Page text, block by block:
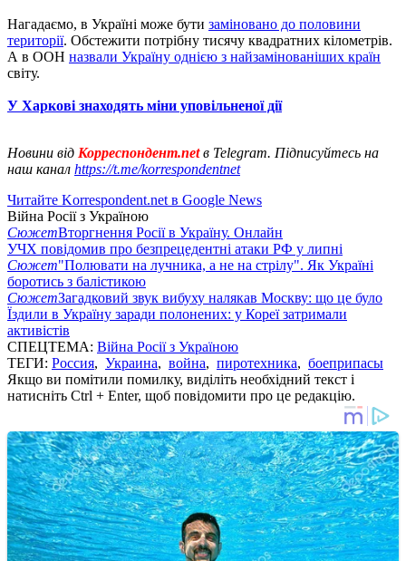
Нагадаємо, в Україні може бути заміновано до половини
території. Обстежити потрібну тисячу квадратних кілометрів.
А в ООН назвали Україну однією з найзамінованіших країн
світу.
У Харкові знаходять міни уповільненої дії
Новини від Корреспондент.netв Telegram. Підписуйтесь на
наш канал https://t.me/korrespondentnet
Читайте Korrespondent.net в Google News
Війна Росії з Україною
СюжетВторгнення Росії в Україну. Онлайн
УЧХ повідомив про безпрецедентні атаки РФ у липні
Сюжет"Полювати на лучника, а не на стрілу". Як Україні
боротись з балістикою
СюжетЗагадковий звук вибуху налякав Москву: що це було
Їздили в Україну заради полонених: у Кореї затримали
активістів
СПЕЦТЕМА: Війна Росії з Україною
ТЕГИ: Россия, Украина, война, пиротехника, боеприпасы
Якщо ви помітили помилку, виділіть необхідний текст і
натисніть Ctrl + Enter, щоб повідомити про це редакцію.